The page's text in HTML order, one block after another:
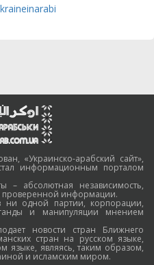
«Украинско-арабский сайт»,
информационным порталом
абсолютная независимость,
проверенной информации.
одной партии, корпорации,
и манипуляции мнением
новости стран Ближнего
стран на русском языке,
языке, являясь, таким образом,
и исламским миром.